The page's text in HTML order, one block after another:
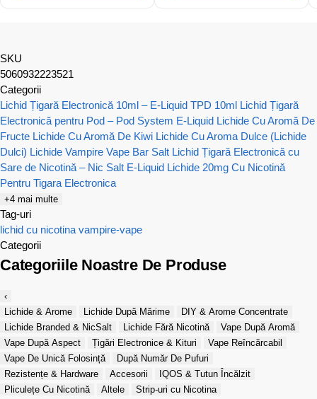
SKU
5060932223521
Categorii
Lichid Țigară Electronică 10ml – E-Liquid TPD 10ml Lichid Țigară
Electronică pentru Pod – Pod System E-Liquid Lichide Cu Aromă De
Fructe Lichide Cu Aromă De Kiwi Lichide Cu Aroma Dulce (Lichide
Dulci) Lichide Vampire Vape Bar Salt Lichid Țigară Electronică cu
Sare de Nicotină – Nic Salt E-Liquid Lichide 20mg Cu Nicotină
Pentru Tigara Electronica
+4 mai multe
Tag-uri
lichid cu nicotina vampire-vape
Categorii
Categoriile Noastre De Produse
‹
Lichide & Arome
Lichide După Mărime
DIY & Arome Concentrate
Lichide Branded & NicSalt
Lichide Fără Nicotină
Vape După Aromă
Vape După Aspect
Țigări Electronice & Kituri
Vape Reîncărcabil
Vape De Unică Folosință
După Număr De Pufuri
Rezistențe & Hardware
Accesorii
IQOS & Tutun Încălzit
Pliculețe Cu Nicotină
Altele
Strip-uri cu Nicotina